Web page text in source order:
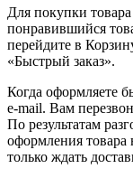
Для покупки
понравившийся
перейдите в
«Быстрый заказ».
Когда оформляете
e-mail. Вам
По результатам
оформления товара
только ждать